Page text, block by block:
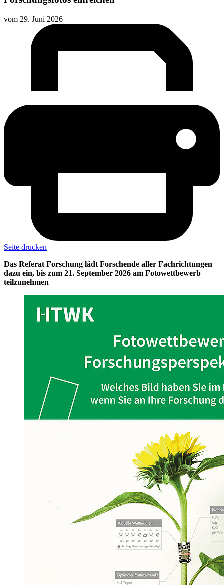
vom 29. Juni 2026
Seite drucken
Das Referat Forschung lädt Forschende aller Fachrichtungen
dazu ein, bis zum 21. September 2026 am Fotowettbewerb
teilzunehmen